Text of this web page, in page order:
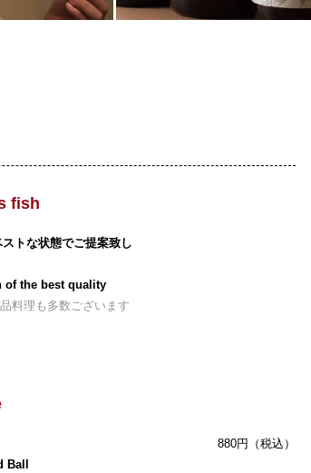
fish
トな状態でご提案致し
of the best quality
料理も多数ございます
Ball
880円（税込）